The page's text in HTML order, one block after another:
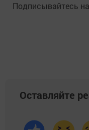
Подписывайтесь на
Оставляйте